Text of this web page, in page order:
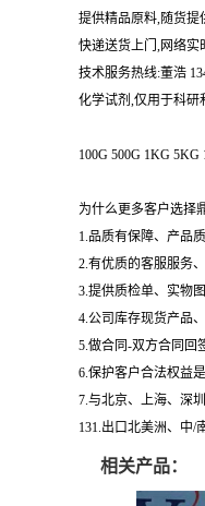
提供精品原料,随货提
快递送货上门,网络实
技术服务热线:董浩
化学试剂,仅用于科研
100G 500G 1KG
为什么更多客户选择
1.品质有保障、产品
2.有优质的客服服务
3.提供质检单、实物
4.公司库存现货产品
5.做合同-双方合同回
6.保护客户合法权益
7.与北京、上海、深
131.出口北美洲、中/
相关产品：